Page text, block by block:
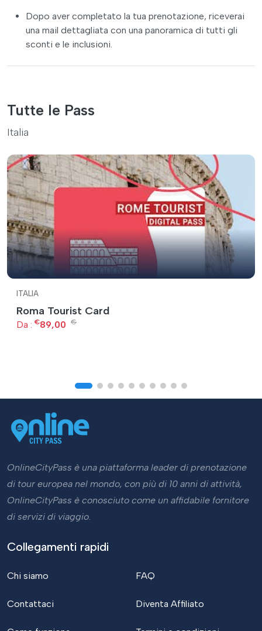
Dopo aver completato la tua prenotazione, riceverai
una mail dettagliata con una panoramica di tutti gli
sconti e le inclusioni.
Tutte le Pass
Italia
ITALIA
Roma Tourist Card
Da : €89,00 €
OnlineCityPass è una piattaforma leader di prenotazione
di tour europea nel mondo, con più di 10 anni di attività,
OnlineCityPass è conosciuto come un affidabile fornitore
di servizi di viaggio.
Collegamenti rapidi
Chi siamo
Contattaci
FAQ
Diventa Affiliato